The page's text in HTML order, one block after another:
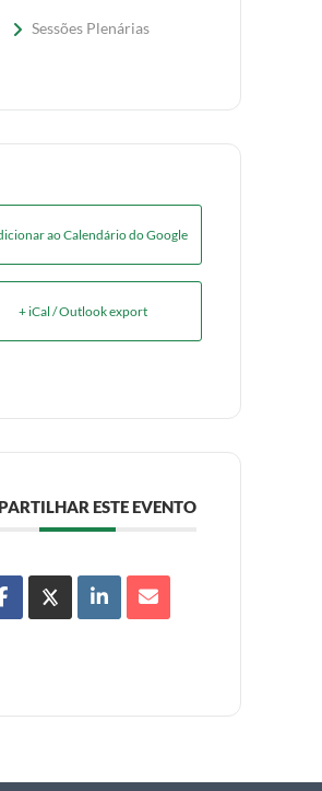
Sessões Plenárias
ao Calendário do Google
+ iCal / Outlook export
ESTE EVENTO